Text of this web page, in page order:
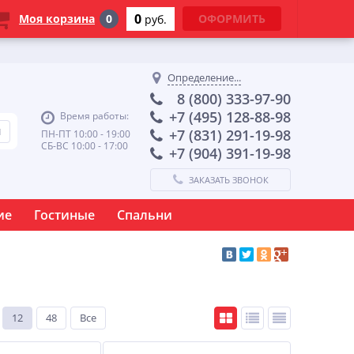
Время работы:
ПН-ПТ 10:00 - 19:00
СБ-ВС 10:00 - 17:00
Определение...
8 (800) 333-97-90
+7 (495) 128-88-98
+7 (831) 291-19-98
+7 (904) 391-19-98
ЗАКАЗАТЬ ЗВОНОК
Гостиные Спальни
12 48 Все
Моя корзина 0 0 руб. ОФОРМИТЬ